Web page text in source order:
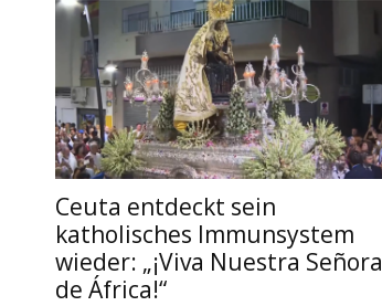
Ceuta entdeckt sein
katholisches Immunsystem
wieder: „¡Viva Nuestra Señora
de África!“